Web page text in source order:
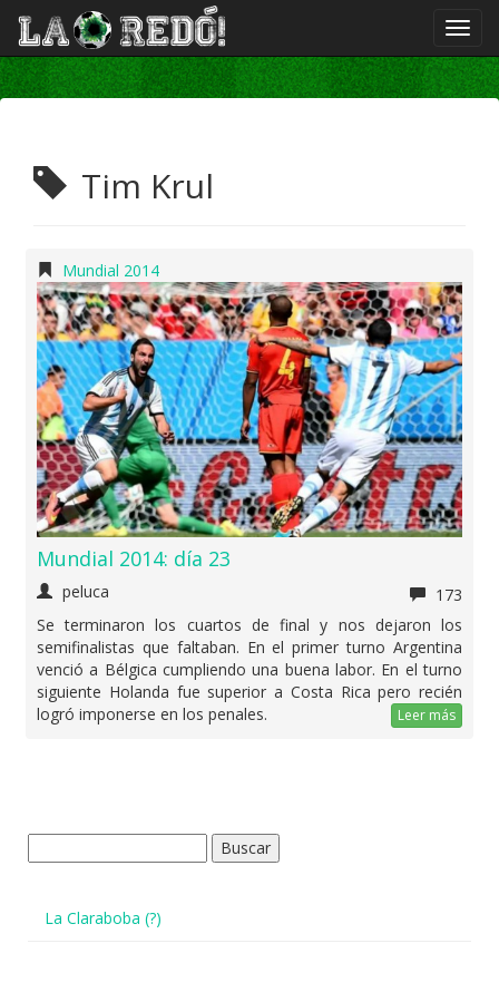
Tim Krul
Mundial 2014
Mundial 2014: día 23
peluca
173
Se terminaron los cuartos de final y nos dejaron los
semifinalistas que faltaban. En el primer turno Argentina
venció a Bélgica cumpliendo una buena labor. En el turno
siguiente Holanda fue superior a Costa Rica pero recién
logró imponerse en los penales.
Leer más
La Claraboba (?)